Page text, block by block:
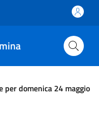
per domenica 24 maggio